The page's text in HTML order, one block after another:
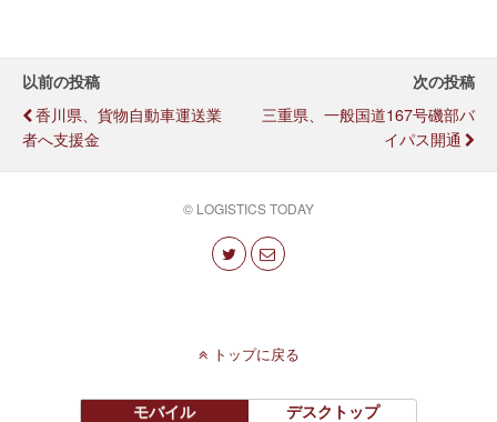
以前の投稿
香川県、貨物自動車運送業
者へ支援金
次の投稿
三重県、一般国道167号磯部バ
イパス開通
© LOGISTICS TODAY
トップに戻る
モバイル デスクトップ